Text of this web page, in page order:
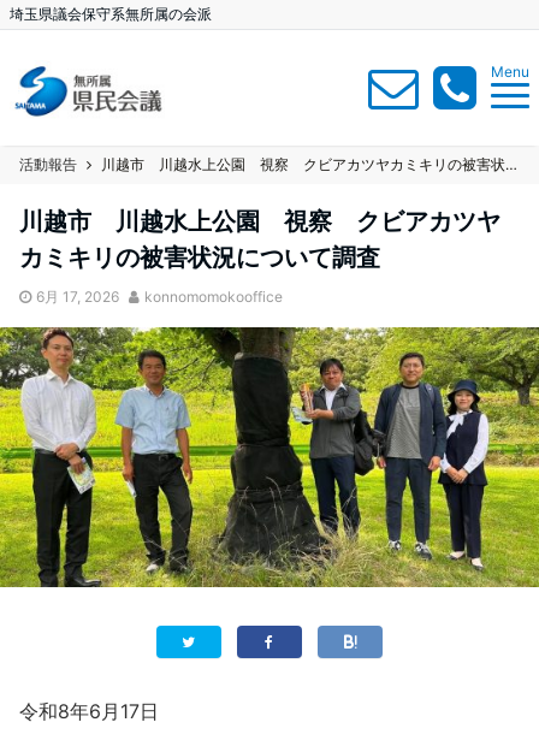
埼玉県議会保守系無所属の会派
Menu
活動報告 川越市 川越水上公園 視察 クビアカツヤカミキリの被害状況について調査
川越市 川越水上公園 視察 クビアカツヤ
カミキリの被害状況について調査
6月 17, 2026 konnomomokooffice
令和8年6月17日